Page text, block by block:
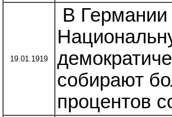
19.01.1919
В
собирают
процентов